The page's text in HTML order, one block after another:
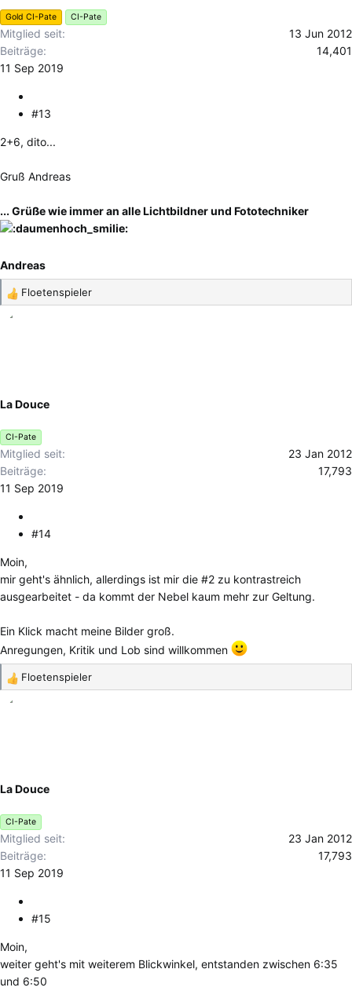
n
:
Gold CI-Pate CI-Pate
Mitglied seit
13 Jun 2012
Beiträge
14,401
11 Sep 2019
#13
2+6, dito...
Gruß Andreas
... Grüße wie immer an alle Lichtbildner und Fototechniker
Andreas
R
e
n
n
:
Floetenspieler
La Douce
CI-Pate
Mitglied seit
23 Jan 2012
Beiträge
17,793
11 Sep 2019
#14
Moin,
mir geht's ähnlich, allerdings ist mir die #2 zu kontrastreich
ausgearbeitet - da kommt der Nebel kaum mehr zur Geltung.
Ein Klick macht meine Bilder groß.
Anregungen, Kritik und Lob sind willkommen
R
e
n
n
:
Floetenspieler
La Douce
CI-Pate
Mitglied seit
23 Jan 2012
Beiträge
17,793
11 Sep 2019
#15
Moin,
weiter geht's mit weiterem Blickwinkel, entstanden zwischen 6:35
und 6:50